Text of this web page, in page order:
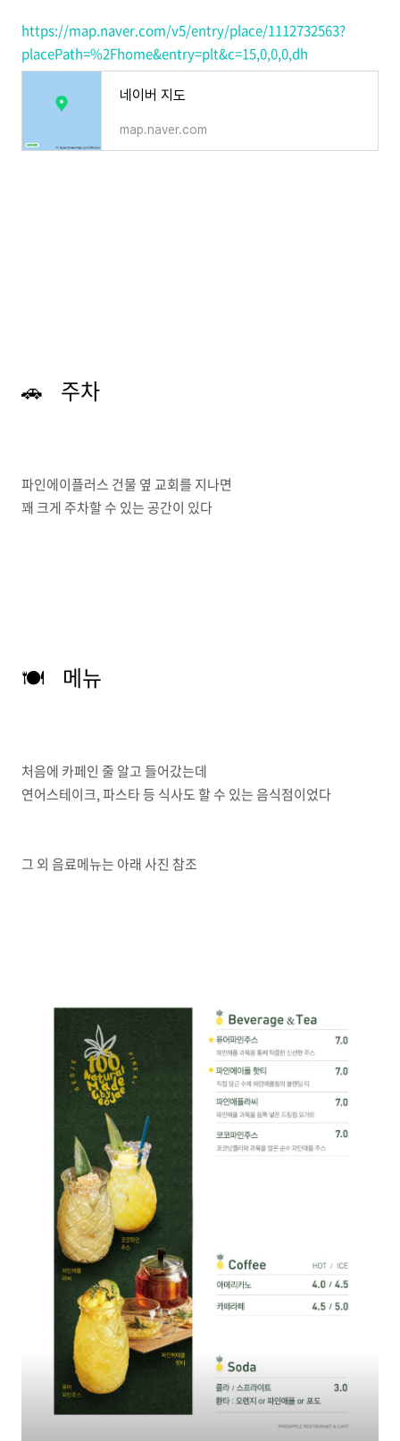
https://map.naver.com/v5/entry/place/1112732563?
placePath=%2Fhome&entry=plt&c=15,0,0,0,dh
네이버 지도
map.naver.com
🚗 주차
파인에이플러스 건물 옆 교회를 지나면
꽤 크게 주차할 수 있는 공간이 있다
🍽️ 메뉴
처음에 카페인 줄 알고 들어갔는데
연어스테이크, 파스타 등 식사도 할 수 있는 음식점이었다
그 외 음료메뉴는 아래 사진 참조